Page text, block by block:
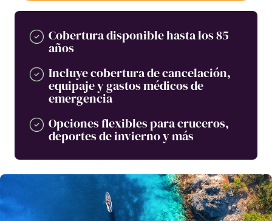
Cobertura disponible hasta los 85
años
Incluye cobertura de cancelación,
equipaje y gastos médicos de
emergencia
Opciones flexibles para cruceros,
deportes de invierno y más